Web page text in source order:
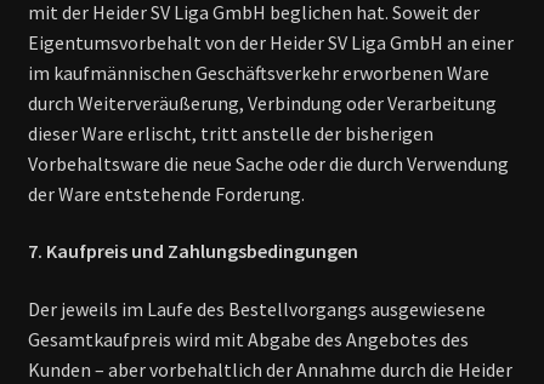
mit der Heider SV Liga GmbH beglichen hat. Soweit der
Eigentumsvorbehalt von der Heider SV Liga GmbH an einer
im kaufmännischen Geschäftsverkehr erworbenen Ware
durch Weiterveräußerung, Verbindung oder Verarbeitung
dieser Ware erlischt, tritt anstelle der bisherigen
Vorbehaltsware die neue Sache oder die durch Verwendung
der Ware entstehende Forderung.
7. Kaufpreis und Zahlungsbedingungen
Der jeweils im Laufe des Bestellvorgangs ausgewiesene
Gesamtkaufpreis wird mit Abgabe des Angebotes des
Kunden – aber vorbehaltlich der Annahme durch die Heider